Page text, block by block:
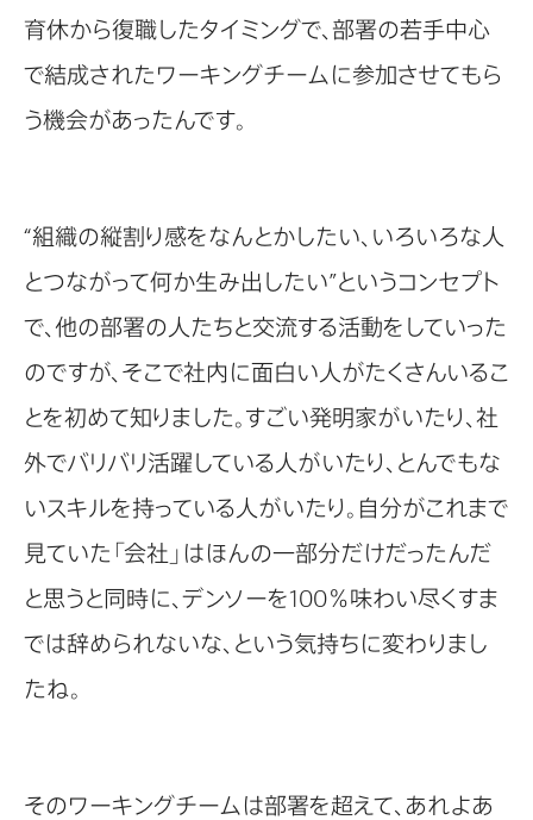
育休から復職したタイミングで、部署の若手中心
で結成されたワーキングチームに参加させてもら
う機会があったんです。
“組織の縦割り感をなんとかしたい、いろいろな人
とつながって何か生み出したい”というコンセプト
で、他の部署の人たちと交流する活動をしていった
のですが、そこで社内に面白い人がたくさんいるこ
とを初めて知りました。すごい発明家がいたり、社
外でバリバリ活躍している人がいたり、とんでもな
いスキルを持っている人がいたり。自分がこれまで
見ていた「会社」はほんの一部分だけだったんだ
と思うと同時に、デンソーを100％味わい尽くすま
では辞められないな、という気持ちに変わりまし
たね。
そのワーキングチームは部署を超えて、あれよあ